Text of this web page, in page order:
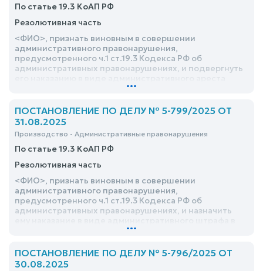
По статье 19.3 КоАП РФ
Резолютивная часть
<ФИО>, признать виновным в совершении
административного правонарушения,
предусмотренного ч.1 ст.19.3 Кодекса РФ об
административных правонарушениях, и подвергнуть
сроком на – 02 (двое) суток с отбыванием наказания в
подвергнутых административному аресту УМВД
России по г.Курску
...
ПОСТАНОВЛЕНИЕ ПО ДЕЛУ № 5-799/2025 ОТ
31.08.2025
Производство - Административные правонарушения
По статье 19.3 КоАП РФ
Резолютивная часть
<ФИО>, признать виновным в совершении
административного правонарушения,
предусмотренного ч.1 ст.19.3 Кодекса РФ об
административных правонарушениях, и назначить
размере 2000 (две тысячи) рублей
...
ПОСТАНОВЛЕНИЕ ПО ДЕЛУ № 5-796/2025 ОТ
30.08.2025